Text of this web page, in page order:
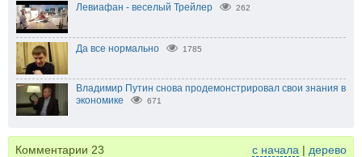
Левиафан - веселый Трейлер 262
Да все нормально 1785
Владимир Путин снова продемонстрировал свои знания в
экономике
671
Комментарии 23 с начала | дерево